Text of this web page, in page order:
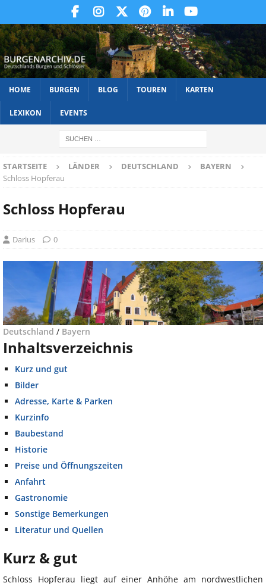
HOME BURGEN BLOG TOUREN KARTEN
LEXIKON EVENTS
STARTSEITE LÄNDER DEUTSCHLAND
BAYERN
Schloss Hopferau
Schloss Hopferau
Darius 0
Deutschland / Bayern
Inhaltsverzeichnis
Kurz und gut
Bilder
Adresse, Karte & Parken
Kurzinfo
Baubestand
Historie
Preise und Öffnungszeiten
Anfahrt
Gastronomie
Sonstige Bemerkungen
Literatur und Quellen
Kurz & gut
Schloss Hopferau liegt auf einer Anhöhe am nordwestlichen